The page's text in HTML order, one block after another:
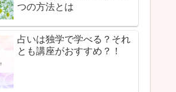
つの方法とは
占いは独学で学べる？それ
とも講座がおすすめ？！